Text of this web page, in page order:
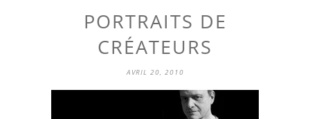
PORTRAITS DE
CRÉATEURS
AVRIL 20, 2010